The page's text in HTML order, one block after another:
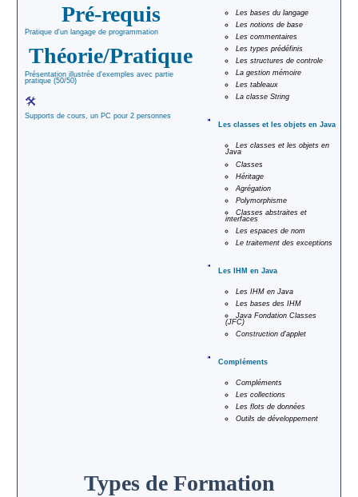
Pré-requis
Pratique d'un langage de programmation
Théorie/Pratique
Présentation illustrée d'exemples avec partie
pratique (50/50)
Supports de cours, un PC pour 2 personnes
Les bases du langage
Les notions de base
Les commentaires
Les types prédéfinis
Les structures de controle
La gestion mémoire
Les tableaux
La classe String
Les classes et les objets en Java
Les classes et les objets en
Java
Classes
Héritage
Agrégation
Polymorphisme
Classes abstraites et
interfaces
Les espaces de nom
Le traitement des exceptions
Les IHM en Java
Les IHM en Java
Les bases des IHM
Java Fondation Classes
(JFC)
Construction d'applet
Compléments
Compléments
Les collections
Les flots de données
Outils de développement
Types de Formation